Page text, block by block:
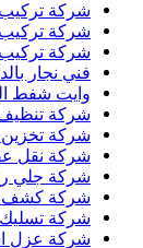
شركة تركيب
شركة تركيب
شركة تركيب
فني نجار
وايت شفط
شركة تنظيف
شركة
شركة نقل
شركة جلي
شركة كشف
شركة تسليك
شركة عزل